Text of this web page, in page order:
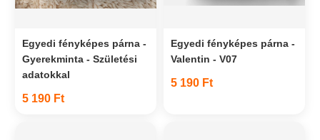
Egyedi fényképes párna -
Gyerekminta - Születési
adatokkal
5 190 Ft
Egyedi fényképes párna -
Valentin - V07
5 190 Ft